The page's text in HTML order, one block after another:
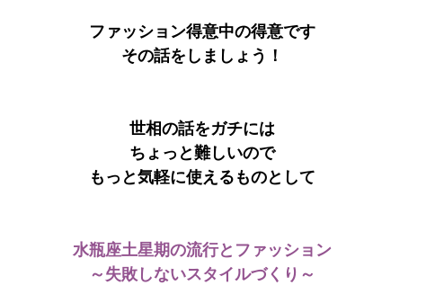
ファッション得意中の得意です
その話をしましょう！
世相の話をガチには
ちょっと難しいので
もっと気軽に使えるものとして
水瓶座土星期の流行とファッション
～失敗しないスタイルづくり～